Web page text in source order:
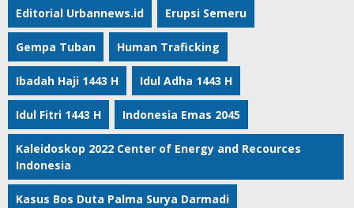
Editorial Urbannews.id Erupsi Semeru
Gempa Tuban Human Traficking
Ibadah Haji 1443 H Idul Adha 1443 H
Idul Fitri 1443 H Indonesia Emas 2045
Kaleidoskop 2022 Center of Energy and Recources
Indonesia
Kasus Bos Duta Palma Surya Darmadi